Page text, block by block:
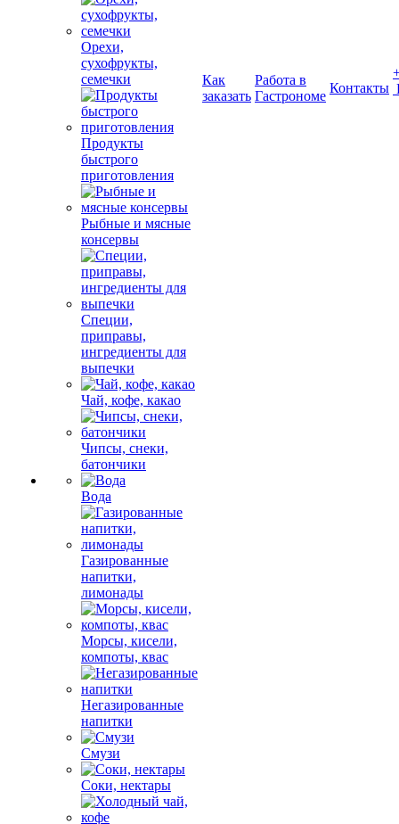
Орехи,
сухофрукты,
семечки
Продукты
быстрого
приготовления
Рыбные и мясные
консервы
Специи,
приправы,
ингредиенты для
выпечки
Чай, кофе, какао
Чипсы, снеки,
батончики
Вода
Газированные
напитки,
лимонады
Морсы, кисели,
компоты, квас
Негазированные
напитки
Смузи
Соки, нектары
Как
заказать
Работа в
Гастрономе
Контакты